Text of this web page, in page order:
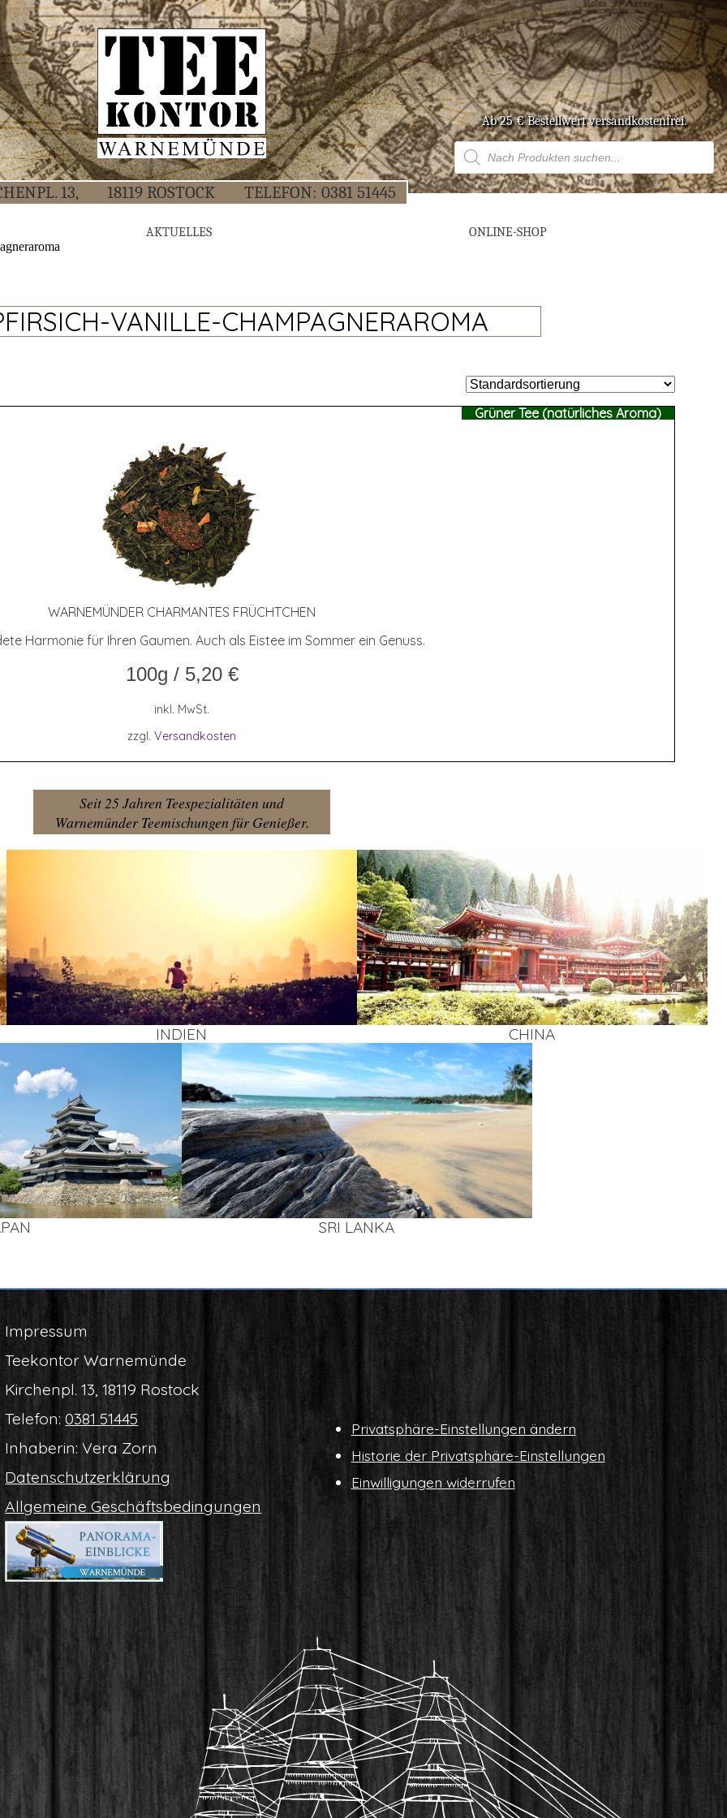
Ab 25 € Bestell­wert versandkostenfrei.
Products
search
13, 18119 ROS­TOCK TELE­FON:0381 51445
AKTU­EL­LES ONLINE-SHOP
VANILLE-CHAMPAGNERAROMA
Grüner Tee (natürliches Aroma)
WAR­NE­MÜN­DER CHAR­MAN­TES FRÜCHTCHEN
Harmonie für Ihren Gaumen. Auch als Eistee im Sommer ein Genuss.
100g / 5,20 €
inkl. MwSt.
zzgl. Versandkosten
Seit 25 Jahren Teespezialitäten und
Warnemünder Teemischungen für Genießer.
INDI­EN CHI­NA
SRI LAN­KA
Impres­sum
Tee­kon­tor Warnemünde
Kir­chen­pl. 13, 18119 Rostock
Tele­fon:0381 51445
Inha­be­rin: Vera Zorn
Daten­schutz­er­klä­rung
All­ge­mei­ne Geschäftsbedingungen
Pri­vat­sphä­re-Ein­stel­lun­gen ändern
His­to­rie der Privatsphäre-Einstellungen
Ein­wil­li­gun­gen widerrufen